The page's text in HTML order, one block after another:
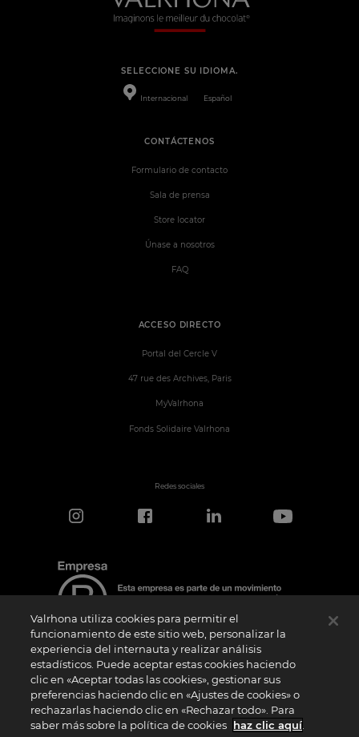
SELECCIONE SU IDIOMA.
Internacional Español
ACCESO DIRECTO
Portal del Cercle V
47 rue des Archives, Paris
MyValrhona
Fonds Solidaire Valrhona
CONTÁCTENOS
Formulario de contacto
Sala de prensa
Store locator
Únase a nosotros
FAQ
Redes sociales
Aviso de certificación
El logotipo “Certified B Corporation” lo concede B Lab, una organización privada sin
ánimo de lucro, a empresas como la nuestra que han superado con éxito la
Evaluación de Impacto B (“BIA”) y cumplen los requisitos de B Lab en cuanto a
rendimiento social y medioambiental, responsabilidad y transparencia. B Lab no es
un organismo de evaluación de la conformidad en el sentido del Reglamento (UE) nº
Valrhona utiliza cookies para permitir el
funcionamiento de este sitio web, personalizar la
experiencia del internauta y realizar análisis
estadísticos. Puede aceptar estas cookies haciendo
clic en «Aceptar todas las cookies», gestionar sus
preferencias haciendo clic en «Ajustes de cookies» o
rechazarlas haciendo clic en «Rechazar todo». Para
saber más sobre la política de cookies haz clic aquí